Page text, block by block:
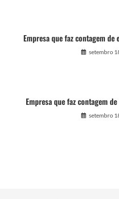
Empresa que faz contagem
setembro
Empresa que faz contagem
setembro